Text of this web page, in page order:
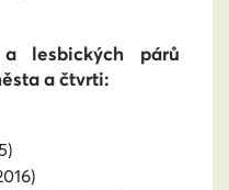
lesbických párů
a čtvrti: